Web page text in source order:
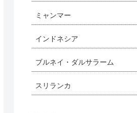
ミャンマー
インドネシア
ブルネイ・ダルサラーム
スリランカ